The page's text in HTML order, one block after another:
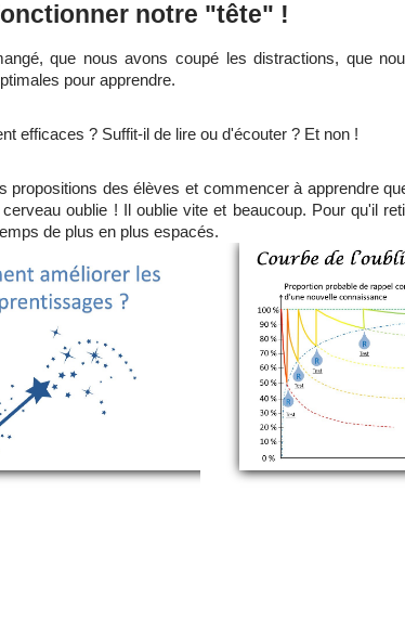
notre "tête" !
que nous avons coupé les distractions, que
pour apprendre.
efficaces ? Suffit-il de lire ou d'écouter ? Et non !
des élèves et commencer à apprendre
oublie ! Il oublie vite et beaucoup. Pour qu'il
de plus en plus espacés.